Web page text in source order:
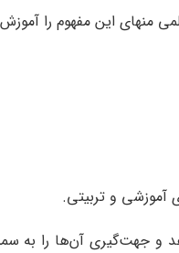
منهای این مفهوم را
آموزشی و تربیتی.
دهد و جهت‌گیری آن‌ها را به